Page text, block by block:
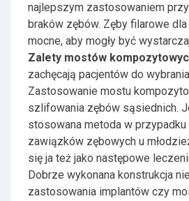
najlepszym zastosowaniem przy
braków zębów. Zęby filarowe
mocne, aby mogły być
Zalety mostów
zachęcają pacjentów do
Zastosowanie mostu
szlifowania zębów sąsiednich.
stosowana metoda w
zawiązków zębowych u
się ja też jako następowe
Dobrze wykonana konstrukcja
zastosowania implantów czy